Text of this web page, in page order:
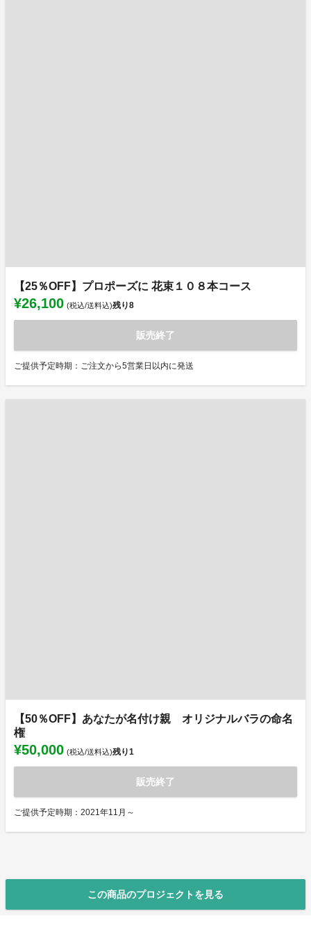
【25％OFF】プロポーズに 花束１０８本コース
¥26,100 (税込/送料込)残り8
販売終了
ご提供予定時期：ご注文から5営業日以内に発送
【50％OFF】あなたが名付け親 オリジナルバラの命名
権
¥50,000 (税込/送料込)残り1
販売終了
ご提供予定時期：2021年11月～
この商品のプロジェクトを見る